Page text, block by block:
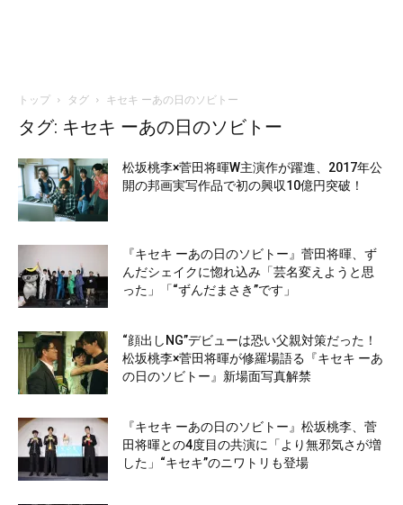
トップ タグ キセキ ーあの日のソビトー
タグ: キセキ ーあの日のソビトー
松坂桃李×菅田将暉W主演作が躍進、2017年公
開の邦画実写作品で初の興収10億円突破！
『キセキ ーあの日のソビトー』菅田将暉、ず
んだシェイクに惚れ込み「芸名変えようと思
った」「“ずんだまさき”です」
“顔出しNG”デビューは恐い父親対策だった！
松坂桃李×菅田将暉が修羅場語る『キセキ ーあ
の日のソビトー』新場面写真解禁
『キセキ ーあの日のソビトー』松坂桃李、菅
田将暉との4度目の共演に「より無邪気さが増
した」“キセキ”のニワトリも登場